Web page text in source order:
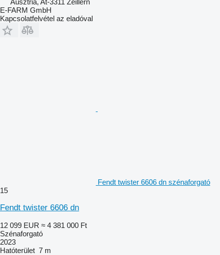
Ausztria, At-3311 Zeillern
E-FARM GmbH
Kapcsolatfelvétel az eladóval
Fendt twister 6606 dn szénaforgató
15
Fendt twister 6606 dn
12 099 EUR ≈ 4 381 000 Ft
Szénaforgató
2023
Hatóterület 7 m